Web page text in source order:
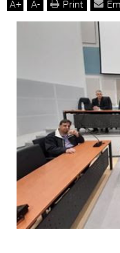
A+ A- Print